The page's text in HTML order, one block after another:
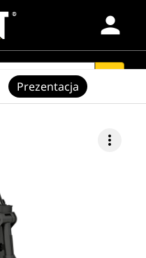
person
more_vert
Prezentacja